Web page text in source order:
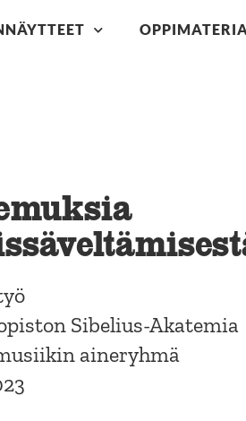
Sibelius-Akatemia
aineryhmä